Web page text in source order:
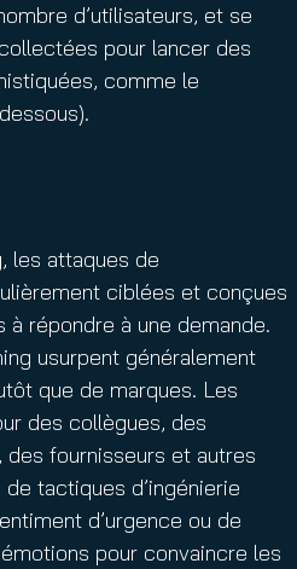
d’utilisateurs, et se
pour lancer des
comme le
les attaques de
ciblées et conçues
répondre à une demande.
usurpent généralement
que de marques. Les
des collègues, des
fournisseurs et autres
tactiques d’ingénierie
d’urgence ou de
pour convaincre les